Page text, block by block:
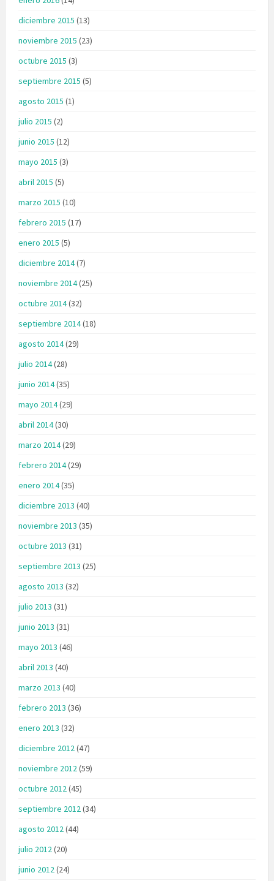
diciembre 2015 (13)
noviembre 2015 (23)
octubre 2015 (3)
septiembre 2015 (5)
agosto 2015 (1)
julio 2015 (2)
junio 2015 (12)
mayo 2015 (3)
abril 2015 (5)
marzo 2015 (10)
febrero 2015 (17)
enero 2015 (5)
diciembre 2014(7)
noviembre 2014(25)
octubre 2014(32)
septiembre 2014(18)
agosto 2014(29)
julio 2014(28)
junio 2014(35)
mayo 2014(29)
abril 2014(30)
marzo 2014(29)
febrero 2014(29)
enero 2014(35)
diciembre 2013 (40)
noviembre 2013 (35)
octubre 2013 (31)
septiembre 2013 (25)
agosto 2013 (32)
julio 2013 (31)
junio 2013 (31)
mayo 2013 (46)
abril 2013 (40)
marzo 2013 (40)
febrero 2013 (36)
enero 2013 (32)
diciembre 2012(47)
noviembre 2012(59)
octubre 2012(45)
septiembre 2012(34)
agosto 2012(44)
julio 2012(20)
junio 2012(24)